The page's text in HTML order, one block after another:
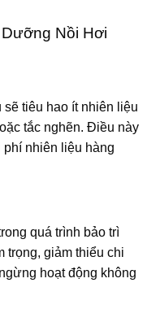
Nồi Hơi
tiêu hao ít nhiên liệu
tắc nghẽn. Điều này
nhiên liệu hàng
quá trình bảo trì
trọng, giảm thiểu chi
hoạt động không